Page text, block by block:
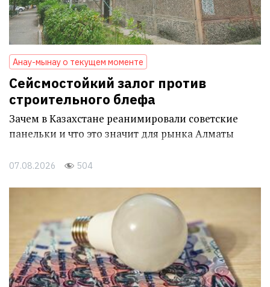
Анау-мынау о текущем моменте
Сейсмостойкий залог против
строительного блефа
Зачем в Казахстане реанимировали советские
панельки и что это значит для рынка Алматы
07.08.2026 504